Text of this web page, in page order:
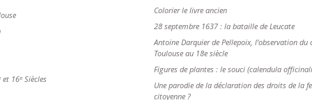
16ᵉ Siècles
Colorier le livre ancien
28 septembre 1637 : la bataille de Leucate
Antoine Darquier de Pellepoix, l’observation du
Toulouse au 18e siècle
Figures de plantes : le souci (calendula
Une parodie de la déclaration des droits de la
citoyenne ?